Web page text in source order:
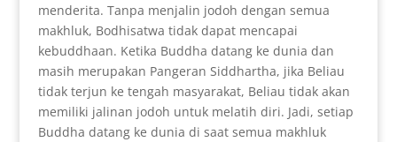
menderita. Tanpa menjalin jodoh dengan semua
makhluk, Bodhisatwa tidak dapat mencapai
kebuddhaan. Ketika Buddha datang ke dunia dan
masih merupakan Pangeran Siddhartha, jika Beliau
tidak terjun ke tengah masyarakat, Beliau tidak akan
memiliki jalinan jodoh untuk melatih diri. Jadi, setiap
Buddha datang ke dunia di saat semua makhluk